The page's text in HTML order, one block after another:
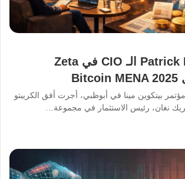
حوار مع Patrick Ngan الـ CIO في Zeta
بيتكوين مينا في أبوظبي، أجرت أفق الكريبتو
نغان، رئيس الاستثمار في مجموعة…